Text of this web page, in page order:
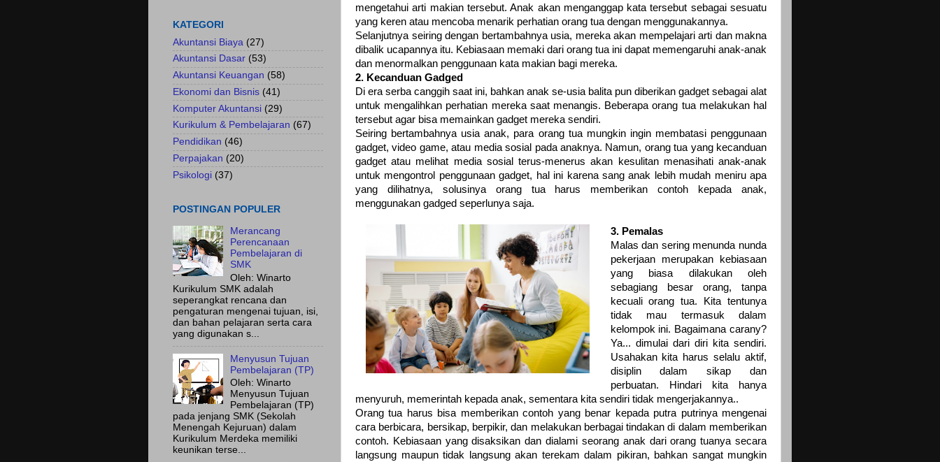
mengetahui arti makian tersebut. Anak akan menganggap kata tersebut sebagai sesuatu
yang keren atau mencoba menarik perhatian orang tua dengan menggunakannya.
Selanjutnya seiring dengan bertambahnya usia, mereka akan mempelajari arti dan makna
dibalik ucapannya itu. Kebiasaan memaki dari orang tua ini dapat memengaruhi anak-anak
dan menormalkan penggunaan kata makian bagi mereka.
2. Kecanduan Gadged
Di era serba canggih saat ini, bahkan anak se-usia balita pun diberikan gadget sebagai alat
untuk mengalihkan perhatian mereka saat menangis. Beberapa orang tua melakukan hal
tersebut agar bisa memainkan gadget mereka sendiri.
Seiring bertambahnya usia anak, para orang tua mungkin ingin membatasi penggunaan
gadget, video game, atau media sosial pada anaknya. Namun, orang tua yang kecanduan
gadget atau melihat media sosial terus-menerus akan kesulitan menasihati anak-anak
untuk mengontrol penggunaan gadget, hal ini karena sang anak lebih mudah meniru apa
yang dilihatnya, solusinya orang tua harus memberikan contoh kepada anak,
menggunakan gadged seperlunya saja.
3. Pemalas
Malas dan sering menunda nunda
pekerjaan merupakan kebiasaan
yang biasa dilakukan oleh
sebagiang besar orang, tanpa
kecuali orang tua. Kita tentunya
tidak mau termasuk dalam
kelompok ini. Bagaimana carany?
Ya... dimulai dari diri kita sendiri.
Usahakan kita harus selalu aktif,
disiplin dalam sikap dan
perbuatan. Hindari kita hanya
menyuruh, memerintah kepada anak, sementara kita sendiri tidak mengerjakannya..
Orang tua harus bisa memberikan contoh yang benar kepada putra putrinya mengenai
cara berbicara, bersikap, berpikir, dan melakukan berbagai tindakan di dalam memberikan
contoh. Kebiasaan yang disaksikan dan dialami seorang anak dari orang tuanya secara
langsung maupun tidak langsung akan terekam dalam pikiran, bahkan sangat mungkin
KATEGORI
Akuntansi Biaya (27)
Akuntansi Dasar (53)
Akuntansi Keuangan (58)
Ekonomi dan Bisnis (41)
Komputer Akuntansi (29)
Kurikulum & Pembelajaran (67)
Pendidikan (46)
Perpajakan (20)
Psikologi (37)
POSTINGAN POPULER
Merancang
Perencanaan
Pembelajaran di
SMK
Oleh: Winarto
Kurikulum SMK adalah
seperangkat rencana dan
pengaturan mengenai tujuan, isi,
dan bahan pelajaran serta cara
yang digunakan s...
Menyusun Tujuan
Pembelajaran (TP)
Oleh: Winarto
Menyusun Tujuan
Pembelajaran (TP)
pada jenjang SMK (Sekolah
Menengah Kejuruan) dalam
Kurikulum Merdeka memiliki
keunikan terse...